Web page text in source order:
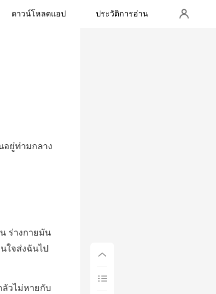
ดาวน์โหลดแอป ประวัติการอ่าน
ร่างกายมัน
ลัวไม่หายกับ